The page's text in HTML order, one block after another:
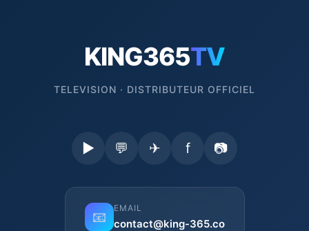
KING365TV
TELEVISION · DISTRIBUTEUR OFFICIEL
▶ 💬 ✈ f 📷
📧
EMAIL
contact@king-365.co